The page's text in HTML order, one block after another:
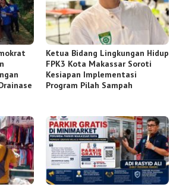
Ketua Bidang Lingkungan Hidup
FPK3 Kota Makassar Soroti
Kesiapan Implementasi
Program Pilah Sampah